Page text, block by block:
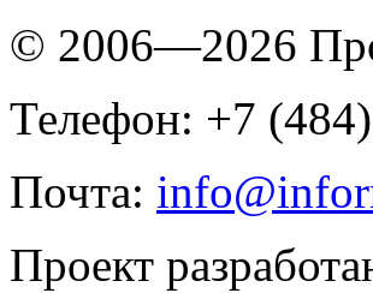
© 2006—2026
Телефон: +7
Почта:
Проект